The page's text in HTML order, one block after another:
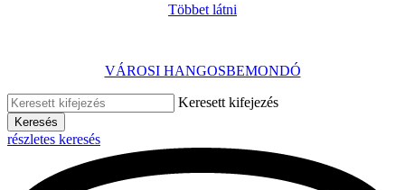
Többet látni
VÁROSI HANGOSBEMONDÓ
Keresett kifejezés
Keresés
részletes keresés